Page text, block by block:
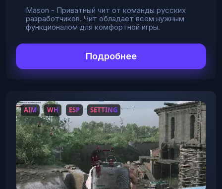
Mason - Приватный чит от команды русских
разработчиков. Чит обладает всем нужным
функционалом для комфортной игры.
Подробнее
AIM WH ESP SETTING